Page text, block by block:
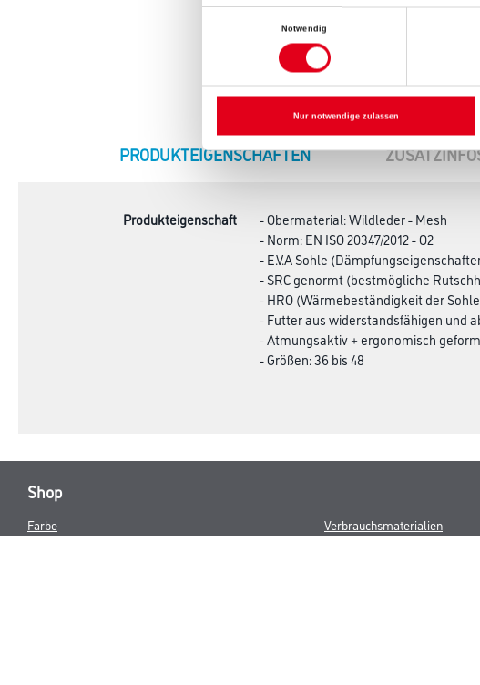
Notwendig
Nur notwendige zulassen
CURRENT
PRODUKTEIGENSCHAFTEN
Produkteigenschaft
- Obermaterial: Wildleder - Mesh
- Norm: EN ISO 20347/2012 - O2
- E.V.A Sohle
- SRC genormt (bestmögliche
- HRO (Wärmebeständigkeit der
- Futter aus widerstandsfähigen und
- Atmungsaktiv + ergonomisch
- Größen: 36 bis 48
Shop
Farbe
Verbrauchsmaterialien